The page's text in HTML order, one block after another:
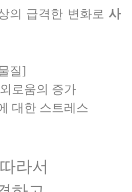
의 급격한 변화로 사
질]
로움의 증가
대한 스트레스
라서